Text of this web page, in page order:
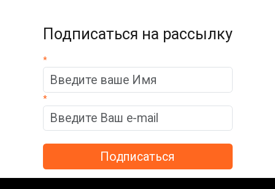
Подписаться на рассылку
*
*